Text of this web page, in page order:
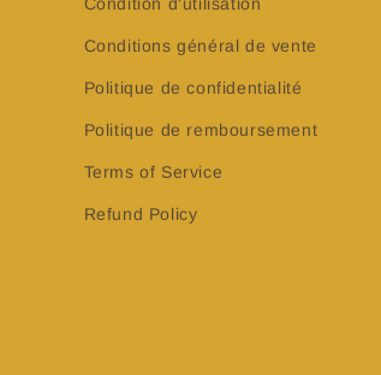
Conditions général de vente
Politique de confidentialité
Politique de remboursement
Terms of Service
Refund Policy